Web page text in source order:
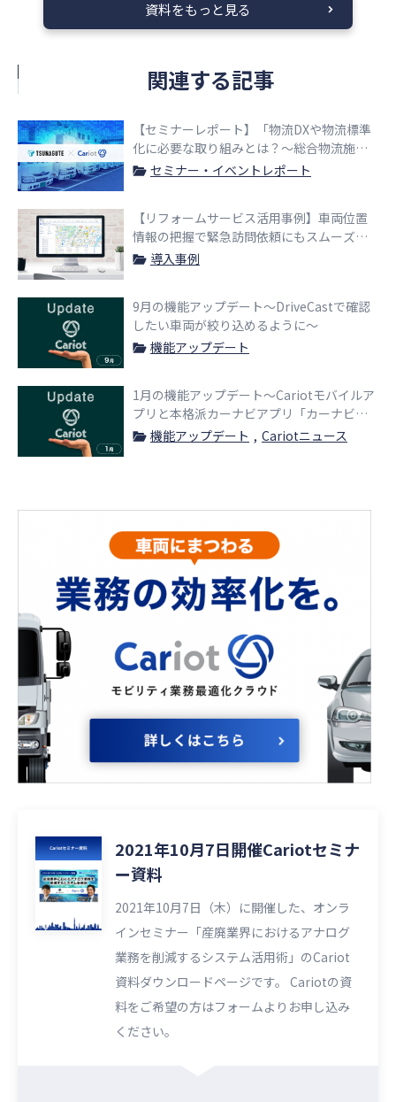
資料をもっと見る
関連する記事
【セミナーレポート】「物流DXや物流標準
化に必要な取り組みとは？〜総合物流施策
大綱で推進されている滑らかな物流へ〜」
セミナー・イベントレポート
【リフォームサービス活用事例】車両位置
情報の把握で緊急訪問依頼にもスムーズに
対応導入事例
9月の機能アップデート〜DriveCastで確認
したい車両が絞り込めるように〜
機能アップデート
1月の機能アップデート〜Cariotモバイルア
プリと本格派カーナビアプリ「カーナビタ
イム」が連携〜
機能アップデート Cariotニュース
2021年10月7日開催Cariotセミナ
ー資料
2021年10月7日（木）に開催した、オンラ
インセミナー「産廃業界におけるアナログ
業務を削減するシステム活用術」のCariot
資料ダウンロードページです。 Cariotの資
料をご希望の方はフォームよりお申し込み
ください。